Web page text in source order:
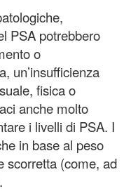
PSA potrebbero
o
un’insufficienza
fisica o
anche molto
i livelli di PSA. I
in base al peso
scorretta (come, ad